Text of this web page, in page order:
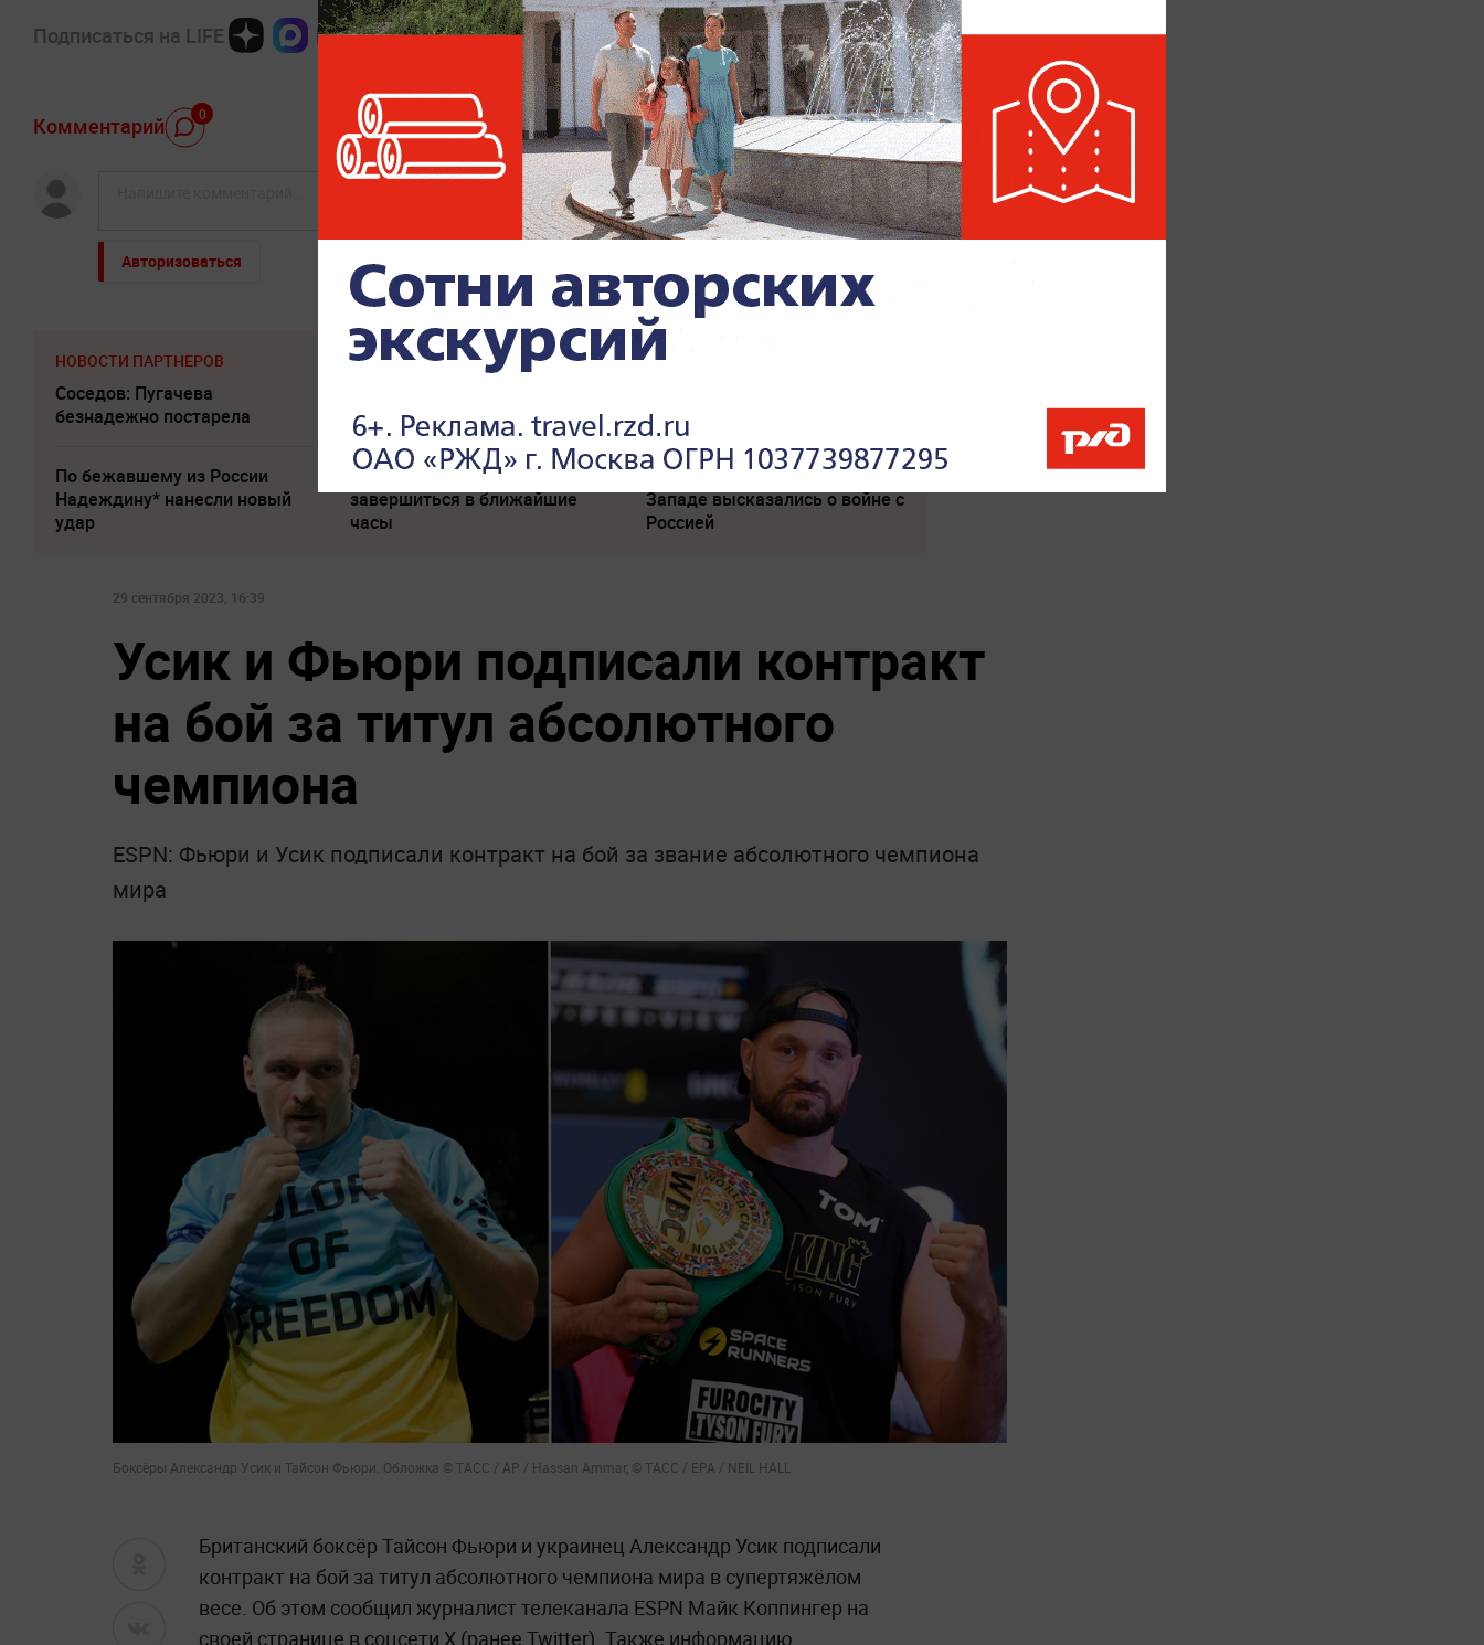
Подписаться на LIFE
Комментарий 0
Авторизоваться
НОВОСТИ ПАРТНЕРОВ
Соседов: Пугачева
безнадежно постарела
прощальным заявлением
зашли в Чернигов
По бежавшему из России
Надеждину* нанесли новый
удар
Песков: СВО может
завершиться в ближайшие
часы
"Придется нанести удар". На
Западе высказались о войне с
Россией
29 сентября 2023, 16:39
Усик и Фьюри подписали контракт
на бой за титул абсолютного
чемпиона
ESPN: Фьюри и Усик подписали контракт на бой за звание абсолютного чемпиона
мира
Боксёры Александр Усик и Тайсон Фьюри. Обложка © ТАСС / AP / Hassan Ammar, © ТАСС / EPA / NEIL HALL
Британский боксёр Тайсон Фьюри и украинец Александр Усик подписали
контракт на бой за титул абсолютного чемпиона мира в супертяжёлом
весе. Об этом сообщил журналист телеканала ESPN Майк Коппингер на
своей странице в соцсети X (ранее Twitter). Также информацию